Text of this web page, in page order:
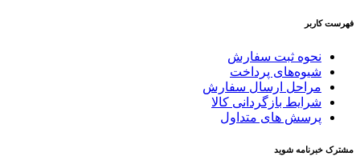
فهرست کاربر
نحوه ثبت سفارش
شیوه‌های پرداخت
مراحل ارسال سفارش
شرایط بازگردانی کالا
پرسش های متداول
مشترک خبرنامه شوید